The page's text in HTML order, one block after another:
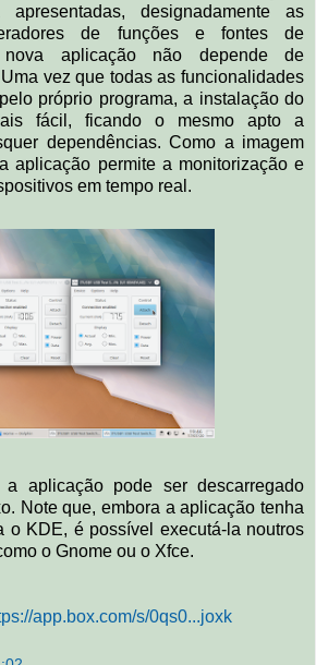
designadamente as
de funções e fontes de
nova aplicação não depende de
vez que todas as funcionalidades
próprio programa, a instalação do
fácil, ficando o mesmo apto a
dependências. Como a imagem
aplicação permite a monitorização e
em tempo real.
aplicação pode ser descarregado
Note que, embora a aplicação tenha
o KDE, é possível executá-la noutros
o Gnome ou o Xfce.
app.box.com/s/0qs0...joxk